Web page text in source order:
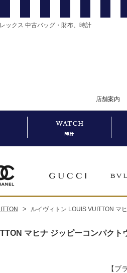
ックス 中古バッグ・財布、時計
店舗案内
>
ルイヴィトン LOUIS VUITTON マ
マヒナ ジッピーコンパク
【ブ